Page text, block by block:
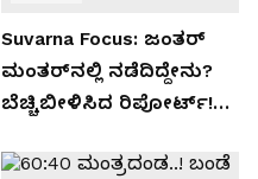
Suvarna Focus: ಜಂತರ್
ಮಂತರ್‌ನಲ್ಲಿ ನಡೆದಿದ್ದೇನು?
ಬೆಚ್ಚಿಬೀಳಿಸಿದ ರಿಪೋರ್ಟ್!
ಸೀಕ್ರೆಟ್?